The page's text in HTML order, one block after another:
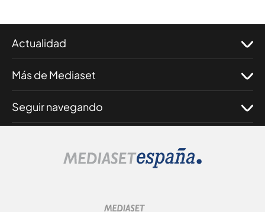
Actualidad
Más de Mediaset
Seguir navegando